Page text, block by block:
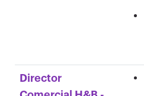
Director